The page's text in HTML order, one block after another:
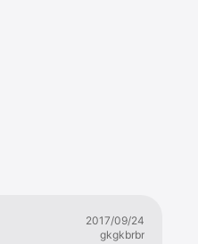
2017/09/24
gkgkbrbr